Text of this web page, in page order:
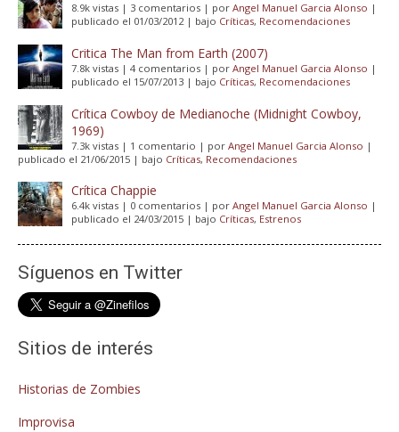
8.9k vistas | 3 comentarios | por Angel Manuel Garcia Alonso |
publicado el 01/03/2012| bajo Críticas, Recomendaciones
Critica The Man from Earth (2007)
7.8k vistas | 4 comentarios | por Angel Manuel Garcia Alonso |
publicado el 15/07/2013 | bajo Críticas, Recomendaciones
Crítica Cowboy de Medianoche (Midnight Cowboy,
1969)
7.3k vistas | 1 comentario | por Angel Manuel Garcia Alonso |
publicado el 21/06/2015 | bajo Críticas, Recomendaciones
Crítica Chappie
6.4k vistas | 0 comentarios | por Angel Manuel Garcia Alonso |
publicado el 24/03/2015 | bajo Críticas, Estrenos
Síguenos en Twitter
Sitios de interés
Historias de Zombies
Improvisa